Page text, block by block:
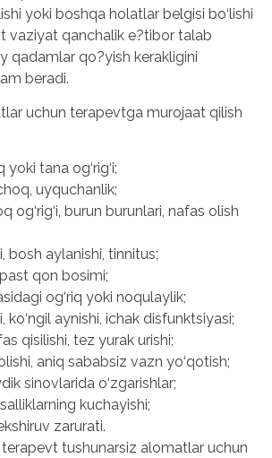
yoki boshqa holatlar belgisi bo‘lishi
vaziyat qanchalik e?tibor talab
qadamlar qo?yish kerakligini
beradi.
uchun terapevtga murojaat qilish
tana og‘rig‘i;
uyquchanlik;
og‘rig‘i, burun burunlari, nafas olish
bosh aylanishi, tinnitus;
qon bosimi;
og‘riq yoki noqulaylik;
ko‘ngil aynishi, ichak disfunktsiyasi;
qisilishi, tez yurak urishi;
aniq sababsiz vazn yo‘qotish;
sinovlarida o‘zgarishlar;
kuchayishi;
zarurati.
terapevt tushunarsiz alomatlar uchun